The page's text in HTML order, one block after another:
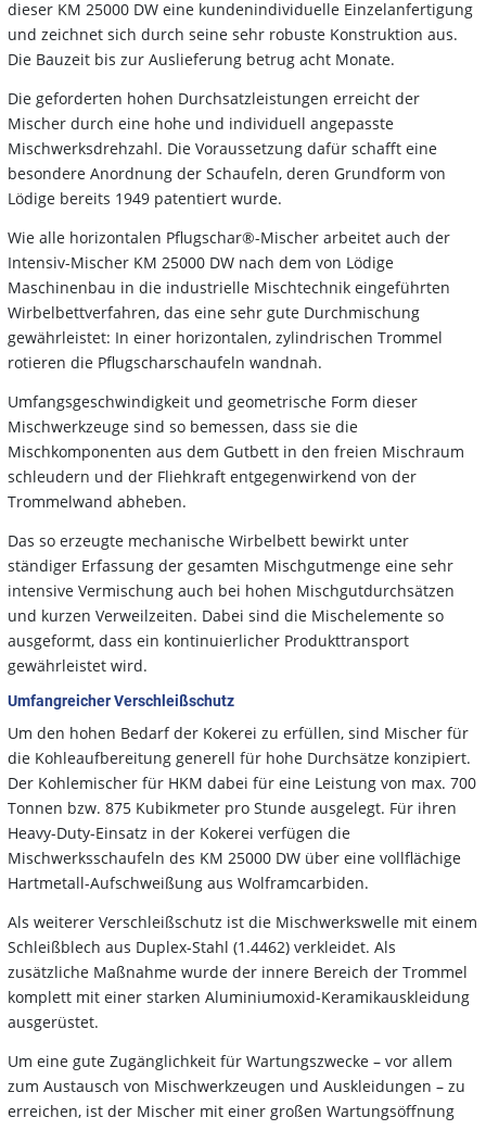
dieser KM 25000 DW eine kundenindividuelle Einzelanfertigung
und zeichnet sich durch seine sehr robuste Konstruktion aus.
Die Bauzeit bis zur Auslieferung betrug acht Monate.
Die geforderten hohen Durchsatzleistungen erreicht der
Mischer durch eine hohe und individuell angepasste
Mischwerksdrehzahl. Die Voraussetzung dafür schafft eine
besondere Anordnung der Schaufeln, deren Grundform von
Lödige bereits 1949 patentiert wurde.
Wie alle horizontalen Pflugschar®-Mischer arbeitet auch der
Intensiv-Mischer KM 25000 DW nach dem von Lödige
Maschinenbau in die industrielle Mischtechnik eingeführten
Wirbelbettverfahren, das eine sehr gute Durchmischung
gewährleistet: In einer horizontalen, zylindrischen Trommel
rotieren die Pflugscharschaufeln wandnah.
Umfangsgeschwindigkeit und geometrische Form dieser
Mischwerkzeuge sind so bemessen, dass sie die
Mischkomponenten aus dem Gutbett in den freien Mischraum
schleudern und der Fliehkraft entgegenwirkend von der
Trommelwand abheben.
Das so erzeugte mechanische Wirbelbett bewirkt unter
ständiger Erfassung der gesamten Mischgutmenge eine sehr
intensive Vermischung auch bei hohen Mischgutdurchsätzen
und kurzen Verweilzeiten. Dabei sind die Mischelemente so
ausgeformt, dass ein kontinuierlicher Produkttransport
gewährleistet wird.
Umfangreicher Verschleißschutz
Um den hohen Bedarf der Kokerei zu erfüllen, sind Mischer für
die Kohleaufbereitung generell für hohe Durchsätze konzipiert.
Der Kohlemischer für HKM dabei für eine Leistung von max. 700
Tonnen bzw. 875 Kubikmeter pro Stunde ausgelegt. Für ihren
Heavy-Duty-Einsatz in der Kokerei verfügen die
Mischwerksschaufeln des KM 25000 DW über eine vollflächige
Hartmetall-Aufschweißung aus Wolframcarbiden.
Als weiterer Verschleißschutz ist die Mischwerkswelle mit einem
Schleißblech aus Duplex-Stahl (1.4462) verkleidet. Als
zusätzliche Maßnahme wurde der innere Bereich der Trommel
komplett mit einer starken Aluminiumoxid-Keramikauskleidung
ausgerüstet.
Um eine gute Zugänglichkeit für Wartungszwecke – vor allem
zum Austausch von Mischwerkzeugen und Auskleidungen – zu
erreichen, ist der Mischer mit einer großen Wartungsöffnung